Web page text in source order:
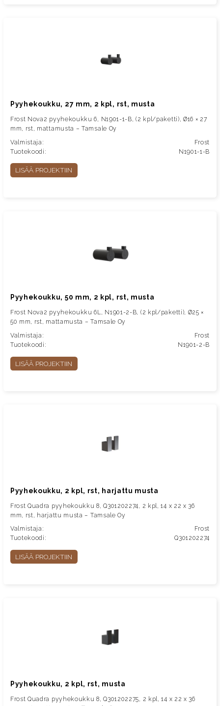
Pyyhekoukku, 27 mm, 2 kpl, rst, musta
Frost Nova2 pyyhekoukku 6, N1901-1-B, (2 kpl/paketti), Ø16 × 27
mm, rst, mattamusta – Tamsale Oy
Valmistaja:
Frost
Tuotekoodi:
N1901-1-B
LISÄÄ PROJEKTIIN
Pyyhekoukku, 50 mm, 2 kpl, rst, musta
Frost Nova2 pyyhekoukku 6L, N1901-2-B, (2 kpl/paketti), Ø25 ×
50 mm, rst, mattamusta – Tamsale Oy
Valmistaja:
Frost
Tuotekoodi:
N1901-2-B
LISÄÄ PROJEKTIIN
Pyyhekoukku, 2 kpl, rst, harjattu musta
Frost Quadra pyyhekoukku 8, Q301202274, 2 kpl, 14 x 22 x 36
mm, rst, harjattu musta – Tamsale Oy
Valmistaja:
Frost
Tuotekoodi:
Q301202274
LISÄÄ PROJEKTIIN
Pyyhekoukku, 2 kpl, rst, musta
Frost Quadra pyyhekoukku 8, Q301202275, 2 kpl, 14 x 22 x 36